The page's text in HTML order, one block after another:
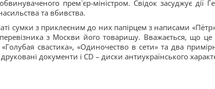
прем`єр-міністром. Свідок засуджує дії
та вбивства.
сумки з приклеєним до них папірцем з написами
з Москви його товаришу. Вважається, що це
свастика», «Одиночество в сети» та два
документи і CD – диски антиукраїнського